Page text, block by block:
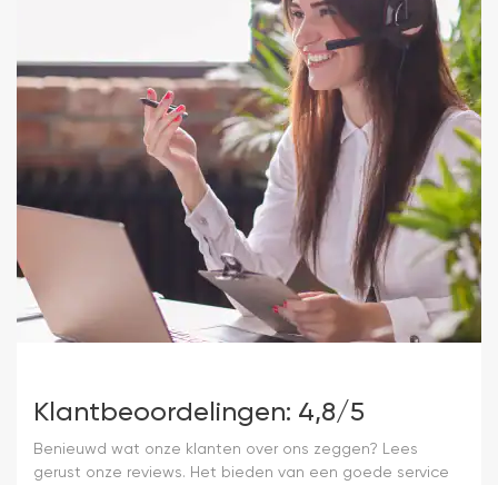
Klantbeoordelingen: 4,8/5
Benieuwd wat onze klanten over ons zeggen? Lees
gerust onze reviews. Het bieden van een goede service